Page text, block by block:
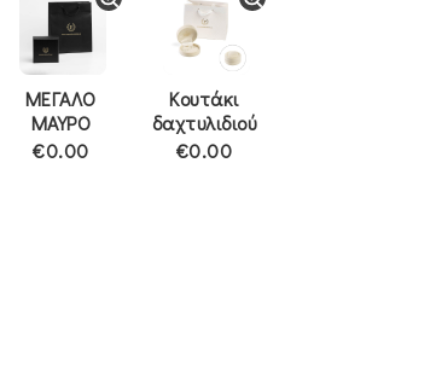
ΜΕΓΑΛΟ
ΜΑΥΡΟ
€0.00
Κουτάκι
δαχτυλιδιού
€0.00